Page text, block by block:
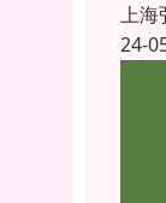
上海
24-